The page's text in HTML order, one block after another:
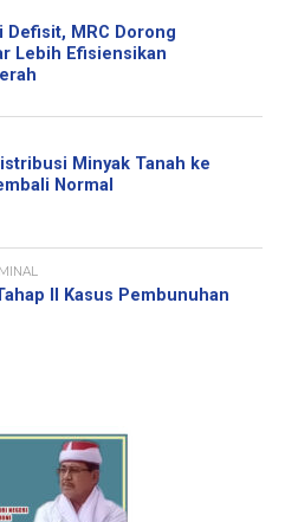
Defisit, MRC Dorong
Lebih Efisiensikan
Minyak Tanah ke
Normal
II Kasus Pembunuhan